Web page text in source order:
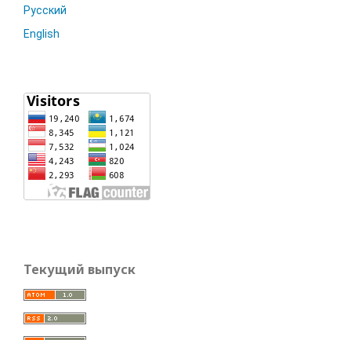
Русский
English
Текущий выпуск